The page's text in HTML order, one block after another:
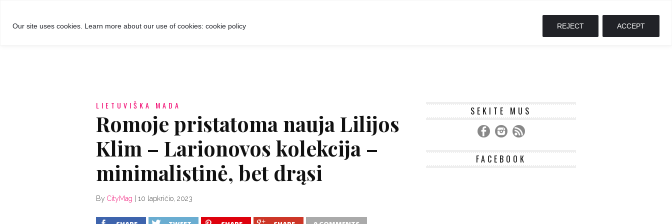
Our site uses cookies. Learn more about our use of cookies: cookie policy REJECT ACCEPT
LIETUVIŠKA MADA
Romoje pristatoma nauja Lilijos
Klim – Larionovos kolekcija –
minimalistinė, bet drąsi
By CityMag 10 lapkričio, 2023
SEKITE MUS
FACEBOOK